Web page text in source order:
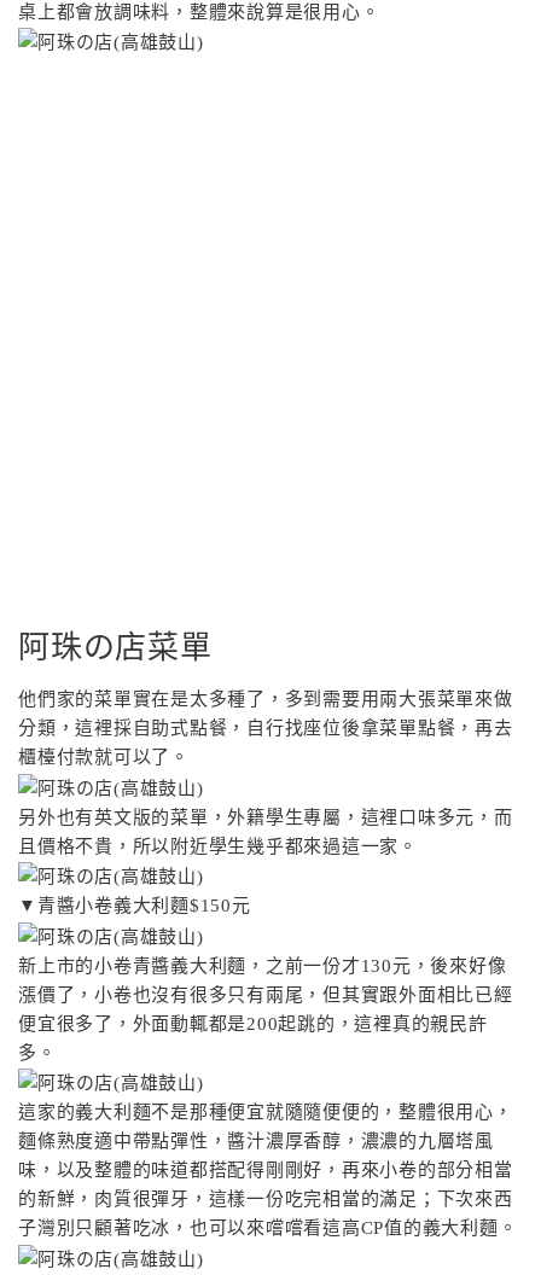
桌上都會放調味料，整體來說算是很用心。
阿珠の店菜單
他們家的菜單實在是太多種了，多到需要用兩大張菜單來做
分類，這裡採自助式點餐，自行找座位後拿菜單點餐，再去
櫃檯付款就可以了。
另外也有英文版的菜單，外籍學生專屬，這裡口味多元，而
且價格不貴，所以附近學生幾乎都來過這一家。
▼青醬小卷義大利麵$150元
新上市的小卷青醬義大利麵，之前一份才130元，後來好像
漲價了，小卷也沒有很多只有兩尾，但其實跟外面相比已經
便宜很多了，外面動輒都是200起跳的，這裡真的親民許
多。
這家的義大利麵不是那種便宜就隨隨便便的，整體很用心，
麵條熟度適中帶點彈性，醬汁濃厚香醇，濃濃的九層塔風
味，以及整體的味道都搭配得剛剛好，再來小卷的部分相當
的新鮮，肉質很彈牙，這樣一份吃完相當的滿足；下次來西
子灣別只顧著吃冰，也可以來嚐嚐看這高CP值的義大利麵。